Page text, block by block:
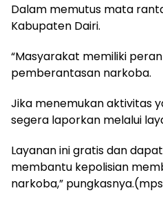
Dalam memutus mata
Kabupaten Dairi.
“Masyarakat memiliki
pemberantasan narkoba.
Jika menemukan aktivitas
segera laporkan melalui
Layanan ini gratis dan
membantu kepolisian
narkoba,”